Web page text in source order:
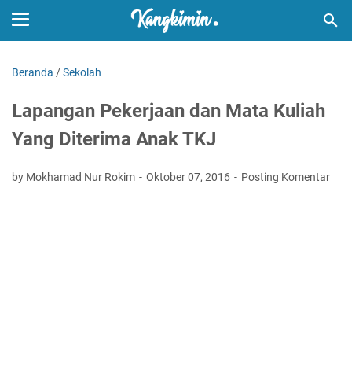
Beranda /Sekolah
Lapangan Pekerjaan dan Mata Kuliah
Yang Diterima Anak TKJ
by Mokhamad Nur Rokim Oktober 07, 2016 Posting Komentar